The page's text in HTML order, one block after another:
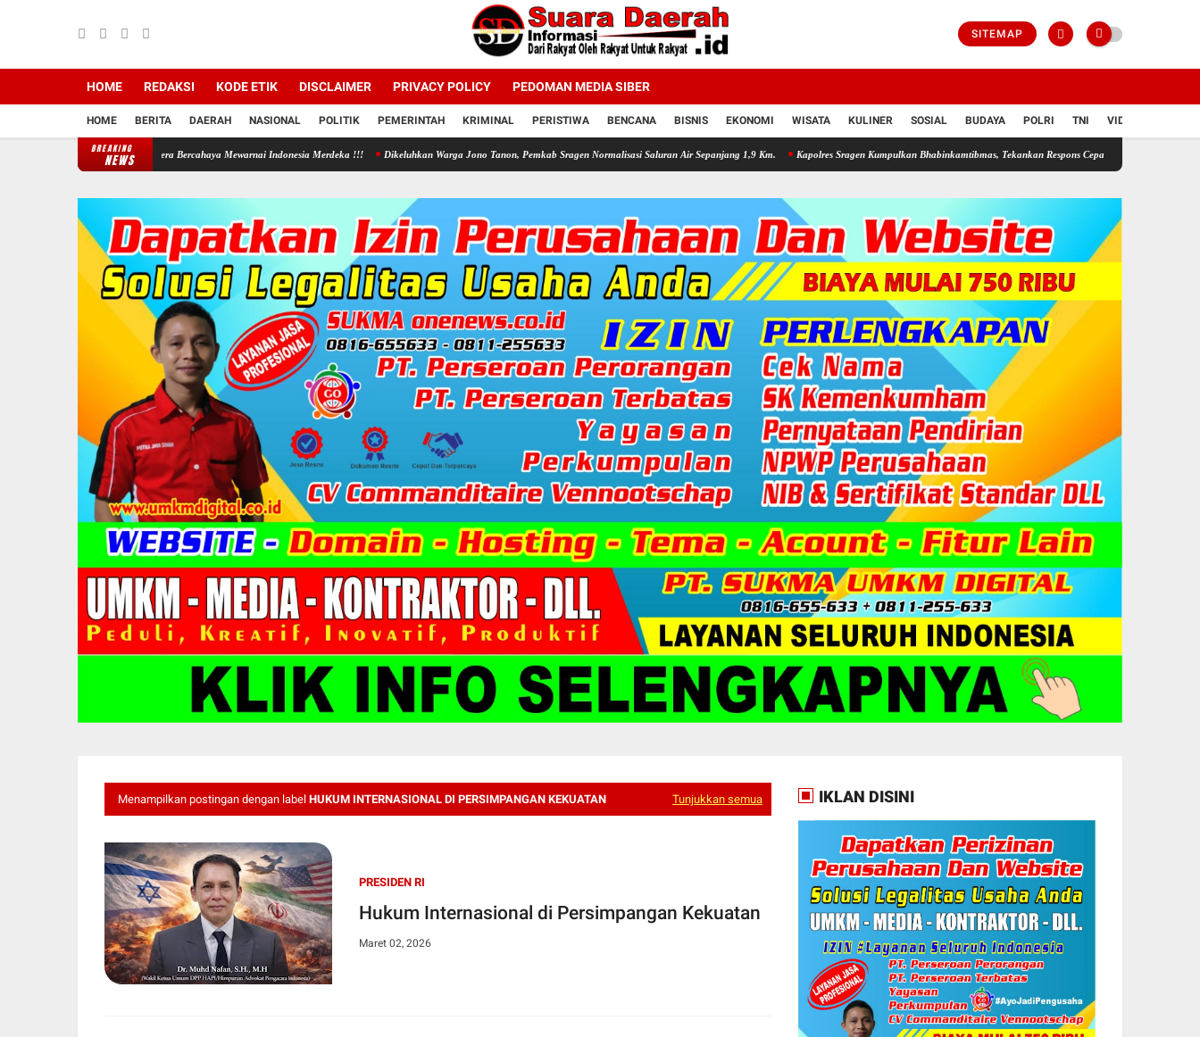
SITEMAP
HOME REDAKSI KODE ETIK DISCLAIMER PRIVACY POLICY PEDOMAN MEDIA SIBER
HOME BERITA DAERAH NASIONAL POLITIK PEMERINTAH KRIMINAL PERISTIWA BENCANA BISNIS EKONOMI WISATA KULINER SOSIAL BUDAYA POLRI TNI VIDIO
BREAKING
NEWS
dan Pasang Bendera Bercahaya Mewarnai Indonesia Merdeka !!! Dikeluhkan Warga Jono Tanon, Pemkab Sragen Normalisasi Saluran Air Sepanjang 1,9 Km. Kapolres Sragen Kumpulkan Bhabinkamtibmas, Tekankan Respons Cepat dan Adaptasi Hadapi Era Digital
Menampilkan postingan dengan label HUKUM INTERNASIONAL DI PERSIMPANGAN KEKUATAN Tunjukkan semua
PRESIDEN RI
Hukum Internasional di Persimpangan Kekuatan
Maret 02, 2026
IKLAN DISINI